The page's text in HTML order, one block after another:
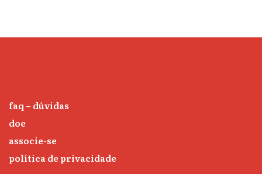
faq – dúvidas
doe
associe-se
política de privacidade